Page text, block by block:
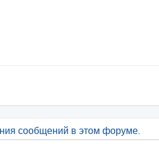
сообщений в этом форуме.